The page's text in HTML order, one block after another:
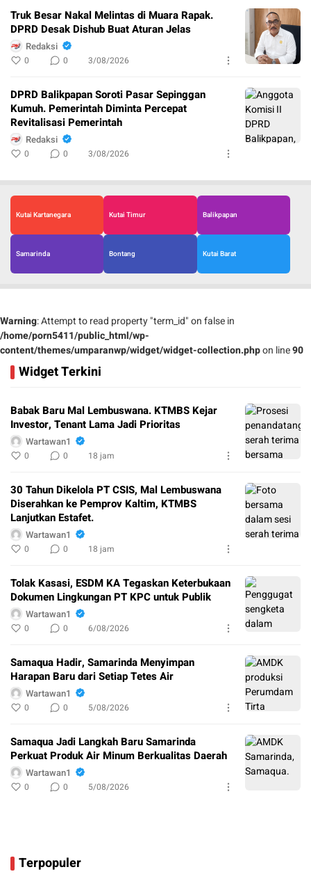
Truk Besar Nakal Melintas di Muara Rapak.
DPRD Desak Dishub Buat Aturan Jelas
Redaksi
0 0 3/08/2026
DPRD Balikpapan Soroti Pasar Sepinggan
Kumuh. Pemerintah Diminta Percepat
Revitalisasi Pemerintah
Redaksi
0 0 3/08/2026
Kutai Kartanegara Kutai Timur Balikpapan
Samarinda Bontang Kutai Barat
Warning: Attempt to read property "term_id" on false in
/home/porn5411/public_html/wp-
content/themes/umparanwp/widget/widget-collection.phpon line90
Widget Terkini
Babak Baru Mal Lembuswana. KTMBS Kejar
Investor, Tenant Lama Jadi Prioritas
Wartawan1
0 0 18 jam
30 Tahun Dikelola PT CSIS, Mal Lembuswana
Diserahkan ke Pemprov Kaltim, KTMBS
Lanjutkan Estafet.
Wartawan1
0 0 18 jam
Tolak Kasasi, ESDM KA Tegaskan Keterbukaan
Dokumen Lingkungan PT KPC untuk Publik
Wartawan1
0 0 6/08/2026
Samaqua Hadir, Samarinda Menyimpan
Harapan Baru dari Setiap Tetes Air
Wartawan1
0 0 5/08/2026
Samaqua Jadi Langkah Baru Samarinda
Perkuat Produk Air Minum Berkualitas Daerah
Wartawan1
0 0 5/08/2026
Terpopuler